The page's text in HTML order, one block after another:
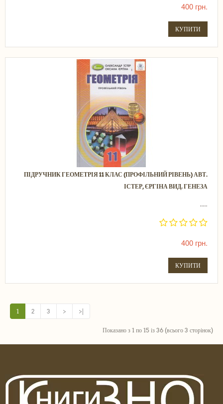
400 грн.
КУПИТИ
ПІДРУЧНИК ГЕОМЕТРІЯ 11 КЛАС (ПРОФІЛЬНИЙ РІВЕНЬ) АВТ.
ІСТЕР, ЄРГІНА ВИД. ГЕНЕЗА
.....
400 грн.
КУПИТИ
1 2 3 > >|
Показано з 1 по 15 із 36 (всього 3 сторінок)